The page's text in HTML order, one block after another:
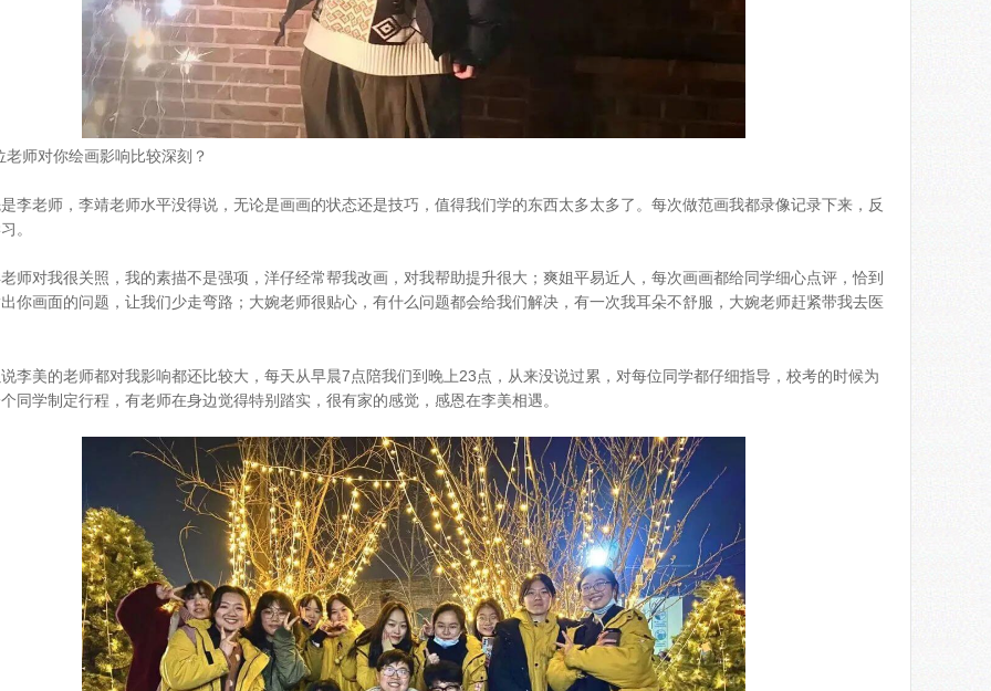
师对你绘画影响比较深刻？
李老师，李靖老师水平没得说，无论是画画的状态还是技巧，值得我们学的东西太多太多了。每次做范画我都录像记录下来，反
。
师对我很关照，我的素描不是强项，洋仔经常帮我改画，对我帮助提升很大；爽姐平易近人，每次画画都给同学细心点评，恰到
你画面的问题，让我们少走弯路；大婉老师很贴心，有什么问题都会给我们解决，有一次我耳朵不舒服，大婉老师赶紧带我去医
李美的老师都对我影响都还比较大，每天从早晨7点陪我们到晚上23点，从来没说过累，对每位同学都仔细指导，校考的时候为
同学制定行程，有老师在身边觉得特别踏实，很有家的感觉，感恩在李美相遇。